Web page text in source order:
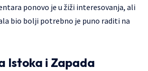
ponovo je u žiži interesovanja, ali
bio bolji potrebno je puno raditi na
Istoka i Zapada